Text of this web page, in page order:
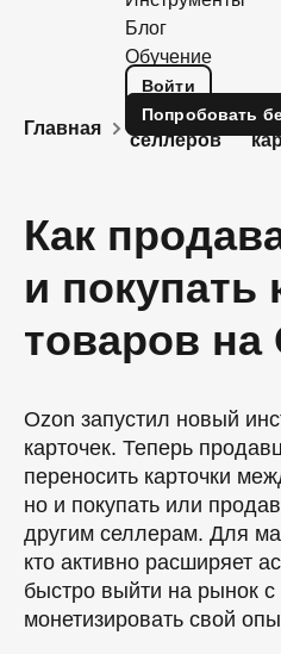
Блог
Обучение
Войти
Попробовать
Главная
Блог для
селлеров
Как
и покупать
товаров на
Ozon запустил новый
карточек. Теперь
переносить карточки
но и покупать или
другим селлерам. Для
кто активно расширяет
быстро выйти на рынок
монетизировать свой